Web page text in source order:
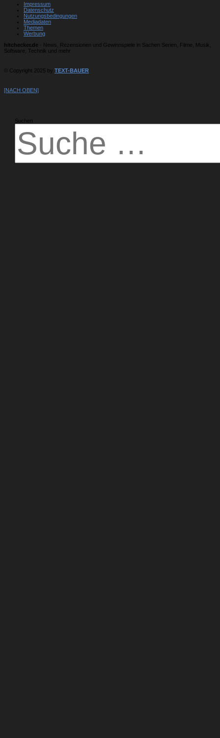
Impressum
Datenschutz
Nutzungsbedingungen
Mediadaten
Themen
Werbung
hitchecker.de - News, Rezensionen und Gewinnspiele in Sachen Serien, Filme, Musik,
Software, Technik und mehr
© Copyright 2025 by TEXT-BAUER
[NACH OBEN]
Suchen